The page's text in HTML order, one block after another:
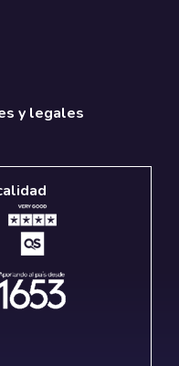
y legales